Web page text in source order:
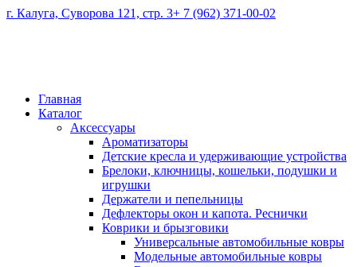
г. Калуга, Суворова 121, стр. 3+ 7 (962) 371-00-02
Главная
Каталог
Аксессуары
Ароматизаторы
Детские кресла и удерживающие устройства
Брелоки, ключницы, кошельки, подушки и
игрушки
Держатели и пепельницы
Дефлекторы окон и капота. Реснички
Коврики и брызговики
Универсальные автомобильные ковры
Модельные автомобильные ковры